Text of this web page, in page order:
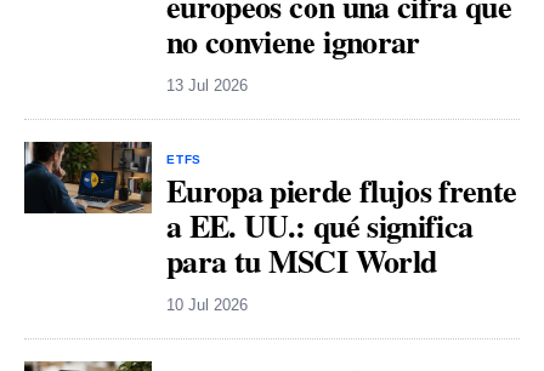
no conviene ignorar
13 Jul 2026
ETFS
Europa pierde flujos frente
a EE. UU.: qué significa
para tu MSCI World
10 Jul 2026